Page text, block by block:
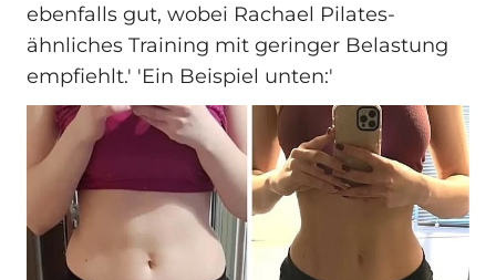
ebenfalls gut, wobei Rachael Pilates-
ähnliches Training mit geringer Belastung
empfiehlt.' 'Ein Beispiel unten:'